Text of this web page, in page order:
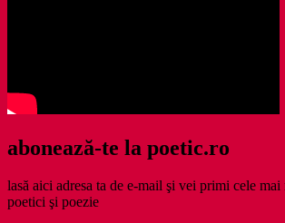
abonează-te la poetic.ro
lasă aici adresa ta de e-mail şi vei primi cele
poetici şi poezie